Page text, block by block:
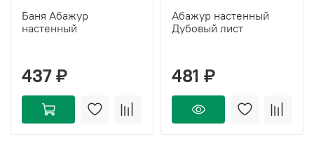
Баня Абажур
настенный
437 ₽
Абажур настенный
Дубовый лист
481 ₽